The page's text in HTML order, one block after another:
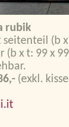
rubik
(b x
(b x t: 99 x
(exkl.